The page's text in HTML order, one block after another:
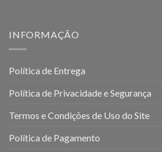
INFORMAÇÃO
Política de Entrega
Política de Privacidade e Segurança
Termos e Condições de Uso do Site
Política de Pagamento